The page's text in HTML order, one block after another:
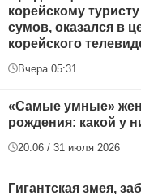
корейскому
сумов, оказался в
корейского
Вчера 05:31
«Самые умные»
рождения: какой у
20:06 / 31 июля 2026
Гигантская змея,